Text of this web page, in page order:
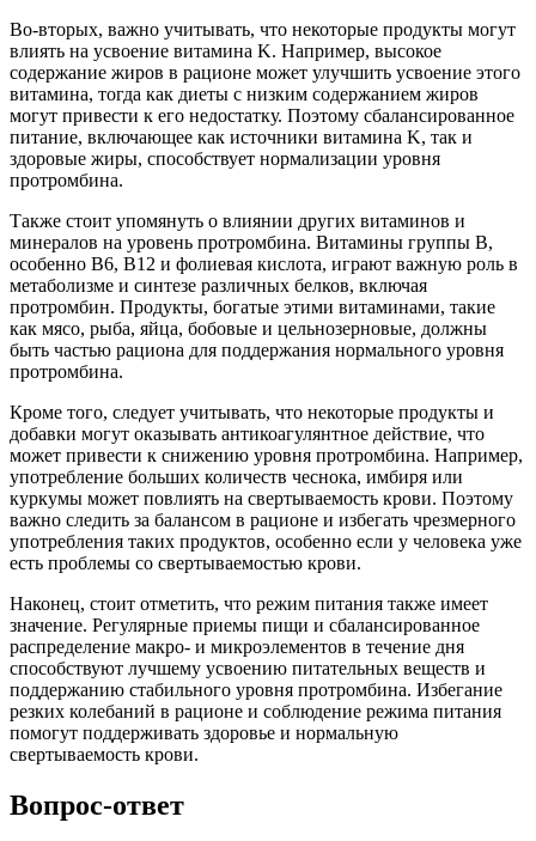
Во-вторых, важно учитывать, что некоторые продукты могут
влиять на усвоение витамина K. Например, высокое
содержание жиров в рационе может улучшить усвоение этого
витамина, тогда как диеты с низким содержанием жиров
могут привести к его недостатку. Поэтому сбалансированное
питание, включающее как источники витамина K, так и
здоровые жиры, способствует нормализации уровня
протромбина.
Также стоит упомянуть о влиянии других витаминов и
минералов на уровень протромбина. Витамины группы B,
особенно B6, B12 и фолиевая кислота, играют важную роль в
метаболизме и синтезе различных белков, включая
протромбин. Продукты, богатые этими витаминами, такие
как мясо, рыба, яйца, бобовые и цельнозерновые, должны
быть частью рациона для поддержания нормального уровня
протромбина.
Кроме того, следует учитывать, что некоторые продукты и
добавки могут оказывать антикоагулянтное действие, что
может привести к снижению уровня протромбина. Например,
употребление больших количеств чеснока, имбиря или
куркумы может повлиять на свертываемость крови. Поэтому
важно следить за балансом в рационе и избегать чрезмерного
употребления таких продуктов, особенно если у человека уже
есть проблемы со свертываемостью крови.
Наконец, стоит отметить, что режим питания также имеет
значение. Регулярные приемы пищи и сбалансированное
распределение макро- и микроэлементов в течение дня
способствуют лучшему усвоению питательных веществ и
поддержанию стабильного уровня протромбина. Избегание
резких колебаний в рационе и соблюдение режима питания
помогут поддерживать здоровье и нормальную
свертываемость крови.
Вопрос-ответ